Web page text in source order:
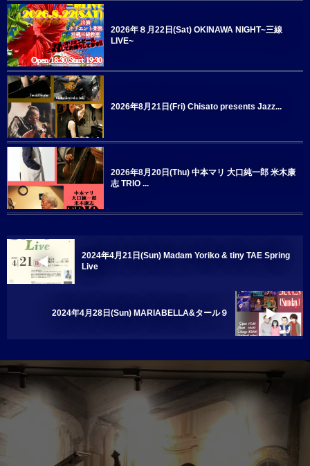
2026年８月22日(Sat) OKINAWA NIGHT~三線
LIVE~
2026年8月21日(Fri) Chisato presents Jazz...
2026年8月20日(Thu) 中本マリ 大口純一郎 米木康
志 TRIO ...
2024年4月21日(Sun) Madam Yoriko & tiny TAE Spring
Live
2024年4月28日(Sun) MARIABELLA&タール９